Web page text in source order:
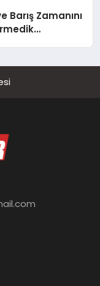
Barış Zamanını